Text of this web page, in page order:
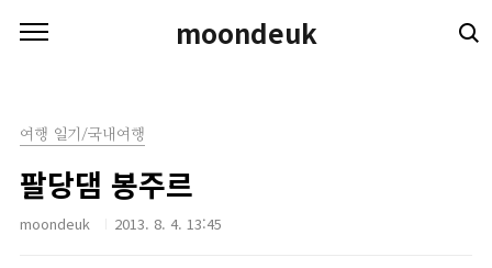
moondeuk
여행 일기/국내여행
팔당댐 봉주르
moondeuk 2013. 8. 4. 13:45